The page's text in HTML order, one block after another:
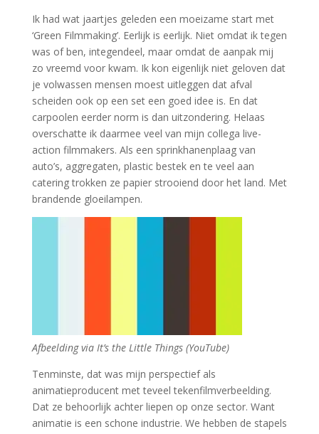
Ik had wat jaartjes geleden een moeizame start met
‘Green Filmmaking’. Eerlijk is eerlijk. Niet omdat ik tegen
was of ben, integendeel, maar omdat de aanpak mij
zo vreemd voor kwam. Ik kon eigenlijk niet geloven dat
je volwassen mensen moest uitleggen dat afval
scheiden ook op een set een goed idee is. En dat
carpoolen eerder norm is dan uitzondering. Helaas
overschatte ik daarmee veel van mijn collega live-
action filmmakers. Als een sprinkhanenplaag van
auto’s, aggregaten, plastic bestek en te veel aan
catering trokken ze papier strooiend door het land. Met
brandende gloeilampen.
Afbeelding via It’s the Little Things (YouTube)
Tenminste, dat was mijn perspectief als
animatieproducent met teveel tekenfilmverbeelding.
Dat ze behoorlijk achter liepen op onze sector. Want
animatie is een schone industrie. We hebben de stapels